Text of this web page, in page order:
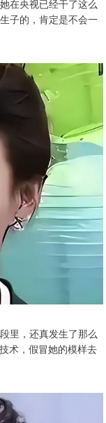
在央视已经干了这么
子的，肯定是不会一
里，还真发生了那么
术，假冒她的模样去